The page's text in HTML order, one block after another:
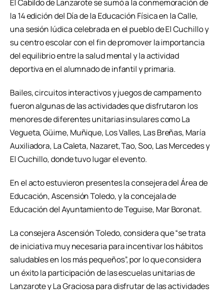
El Cabildo de Lanzarote se sumó a la conmemoración de
la 14 edición del Día de la Educación Física en la Calle,
una sesión lúdica celebrada en el pueblo de El Cuchillo y
su centro escolar con el fin de promover la importancia
del equilibrio entre la salud mental y la actividad
deportiva en el alumnado de infantil y primaria.
Bailes, circuitos interactivos y juegos de campamento
fueron algunas de las actividades que disfrutaron los
menores de diferentes unitarias insulares como La
Vegueta, Güime, Muñique, Los Valles, Las Breñas, María
Auxiliadora, La Caleta, Nazaret, Tao, Soo, Las Mercedes y
El Cuchillo, donde tuvo lugar el evento.
En el acto estuvieron presentes la consejera del Área de
Educación, Ascensión Toledo, y la concejala de
Educación del Ayuntamiento de Teguise, Mar Boronat.
La consejera Ascensión Toledo, considera que “se trata
de iniciativa muy necesaria para incentivar los hábitos
saludables en los más pequeños”, por lo que considera
un éxito la participación de las escuelas unitarias de
Lanzarote y La Graciosa para disfrutar de las actividades